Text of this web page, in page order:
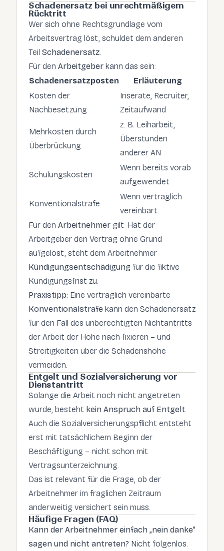
Schadenersatz bei unrechtmäßigem
Rücktritt
Wer sich ohne Rechtsgrundlage vom
Arbeitsvertrag löst, schuldet dem anderen
Teil Schadenersatz.
Für den Arbeitgeber kann das sein:
Schadenersatzposten
Erläuterung
Kosten der
Nachbesetzung
Inserate, Recruiter,
Zeitaufwand
Mehrkosten durch
Überbrückung
z. B. Leiharbeit,
Überstunden
anderer AN
Schulungskosten
Wenn bereits vorab
aufgewendet
Konventionalstrafe
Wenn vertraglich
vereinbart
Für den Arbeitnehmer gilt: Hat der
Arbeitgeber den Vertrag ohne Grund
aufgelöst, steht dem Arbeitnehmer
Kündigungsentschädigung für die fiktive
Kündigungsfrist zu.
Praxistipp: Eine vertraglich vereinbarte
Konventionalstrafe kann den Schadenersatz
für den Fall des unberechtigten Nichtantritts
der Arbeit der Höhe nach fixieren – und
Streitigkeiten über die Schadenshöhe
vermeiden.
Entgelt und Sozialversicherung vor
Dienstantritt
Solange die Arbeit noch nicht angetreten
wurde, besteht kein Anspruch auf Entgelt.
Auch die Sozialversicherungspflicht entsteht
erst mit tatsächlichem Beginn der
Beschäftigung – nicht schon mit
Vertragsunterzeichnung.
Das ist relevant für die Frage, ob der
Arbeitnehmer im fraglichen Zeitraum
anderweitig versichert sein muss.
Häufige Fragen (FAQ)
Kann der Arbeitnehmer einfach „nein danke"
sagen und nicht antreten? Nicht folgenlos.